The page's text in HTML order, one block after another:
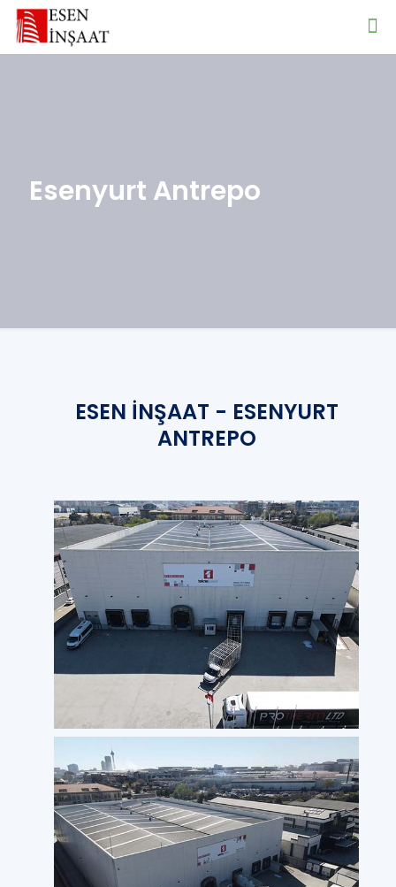
Esenyurt Antrepo
ESEN İNŞAAT - ESENYURT
ANTREPO